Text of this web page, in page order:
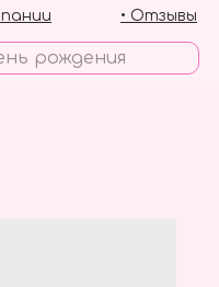
• Отзывы